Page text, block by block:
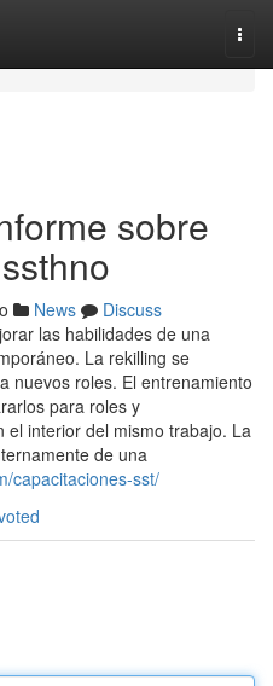
sobre
News
Discuss
las habilidades de una
La rekilling se
nuevos roles. El entrenamiento
para roles y
el interior del mismo trabajo. La
de una
capacitaciones-sst/